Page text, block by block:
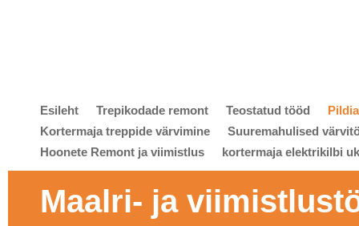
Esileht Trepikodade remont Teostatud tööd
Kortermaja treppide värvimine
Suuremahulised
Hoonete Remont ja viimistlus
kortermaja elektrikilbi
Maalri- ja